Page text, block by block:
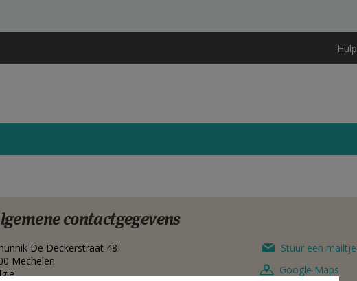
Hulp
contactgegevens
De Deckerstraat 48
Mechelen
Stuur een mailtje
Google Maps